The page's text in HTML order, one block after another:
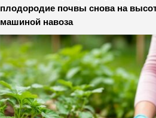
плодородие почвы снова на
машиной навоза